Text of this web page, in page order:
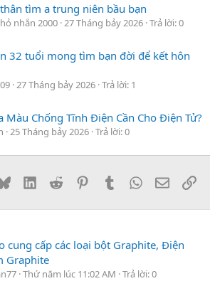
tìm a trung niên bầu bạn
nhắn 2000 27 Tháng bảy 2026 Trả lời: 0
32 tuổi mong tìm bạn đời để kết hôn
27 Tháng bảy 2026 Trả lời: 1
Màu Chống Tĩnh Điện Cần Cho Điện Tử?
25 Tháng bảy 2026 Trả lời: 0
BlueskyLinkedInReddit PinterestTumblrWhatsApp
Email
cung cấp các loại bột Graphite, Điện
Graphite
Thứ năm lúc 11:02 AM Trả lời: 0